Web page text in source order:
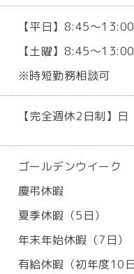
【平日】8:45～
【土曜】8:45～
※時短勤務相談可
【完全週休2日制】
ゴールデンウイーク
慶弔休暇
夏季休暇（5日）
年末年始休暇（7日）
有給休暇（初年度10